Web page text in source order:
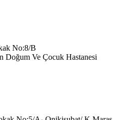
No:8/B
Doğum Ve Çocuk Hastanesi